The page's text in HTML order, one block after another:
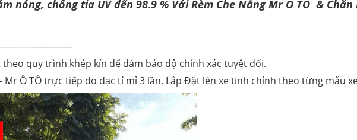
nóng, chống tia UV đến 98.9 % Với Rèm Che Nắng Mr Ô TÔ &
quy trình khép kín để đảm bảo độ chính xác tuyệt đối.
Ô TÔ trực tiếp đo đạc tỉ mỉ 3 lần, Lắp Đặt lên xe tinh chỉnh theo từng mẫu